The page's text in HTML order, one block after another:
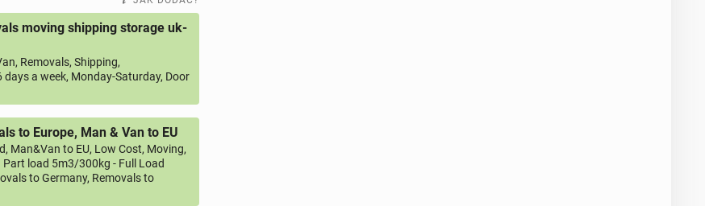
moving shipping storage uk-
Removals, Shipping,
a week, Monday-Saturday, Door
to Europe, Man & Van to EU
Man&Van to EU, Low Cost, Moving,
load 5m3/300kg - Full Load
to Germany, Removals to